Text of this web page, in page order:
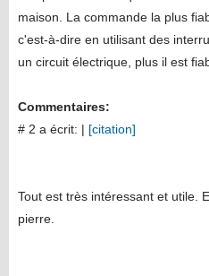
maison. La commande la plus
c'est-à-dire en utilisant des
un circuit électrique, plus il est
Commentaires:
# 2 a écrit: | [citation]
Tout est très intéressant et utile.
pierre.